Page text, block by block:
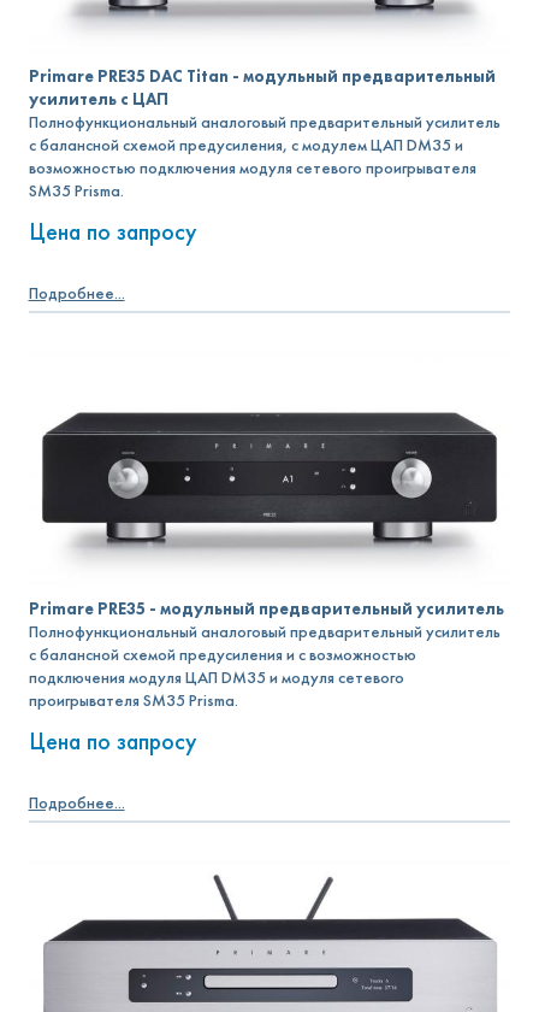
Primare PRE35 DAC Titan - модульный предварительный
усилитель с ЦАП
Полнофункциональный аналоговый предварительный усилитель
с балансной схемой предусиления, с модулем ЦАП DM35 и
возможностью подключения модуля сетевого проигрывателя
SM35 Prisma.
Цена по запросу
Подробнее...
Primare PRE35 - модульный предварительный усилитель
Полнофункциональный аналоговый предварительный усилитель
с балансной схемой предусиления и с возможностью
подключения модуля ЦАП DM35 и модуля сетевого
проигрывателя SM35 Prisma.
Цена по запросу
Подробнее...